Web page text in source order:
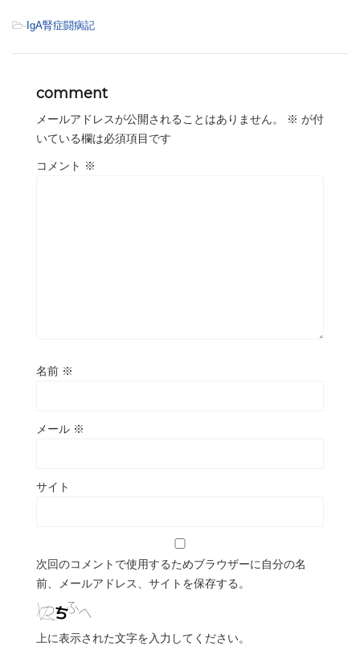
- IgA腎症闘病記
comment
メールアドレスが公開されることはありません。 ※ が付
いている欄は必須項目です
コメント ※
名前 ※
メール ※
サイト
次回のコメントで使用するためブラウザーに自分の名
前、メールアドレス、サイトを保存する。
上に表示された文字を入力してください。